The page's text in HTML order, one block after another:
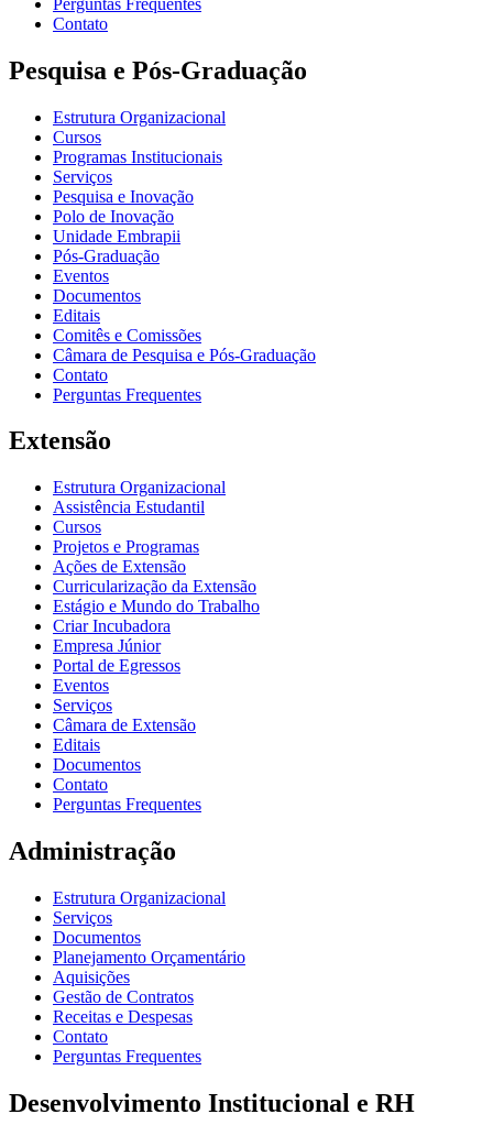
Contato
Pesquisa e Pós-Graduação
Estrutura Organizacional
Cursos
Programas Institucionais
Serviços
Pesquisa e Inovação
Polo de Inovação
Unidade Embrapii
Pós-Graduação
Eventos
Documentos
Editais
Comitês e Comissões
Câmara de Pesquisa e Pós-Graduação
Contato
Perguntas Frequentes
Extensão
Estrutura Organizacional
Assistência Estudantil
Cursos
Projetos e Programas
Ações de Extensão
Curricularização da Extensão
Estágio e Mundo do Trabalho
Criar Incubadora
Empresa Júnior
Portal de Egressos
Eventos
Serviços
Câmara de Extensão
Editais
Documentos
Contato
Perguntas Frequentes
Administração
Estrutura Organizacional
Serviços
Documentos
Planejamento Orçamentário
Aquisições
Gestão de Contratos
Receitas e Despesas
Contato
Perguntas Frequentes
Desenvolvimento Institucional e RH